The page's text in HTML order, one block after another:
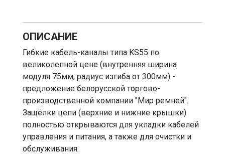
ОПИСАНИЕ
Гибкие кабель-каналы типа KS55 по
великолепной цене (внутренняя ширина
модуля 75мм, радиус изгиба от 300мм) -
предложение белорусской торгово-
производственной компании "Мир ремней".
Защёлки цепи (верхние и нижние крышки)
полностью открываются для укладки кабелей
управления и питания, а также для очистки и
обслуживания.